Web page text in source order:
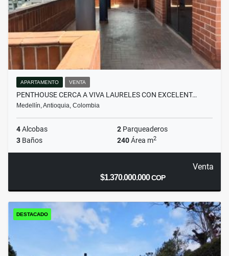
APARTAMENTO VENTA
PENTHOUSE CERCA A VIVA LAURELES CON EXCELENT…
Medellín, Antioquia, Colombia
4Alcobas 2 Parqueaderos
3 Baños 240Área m2
Venta
$1.370.000.000COP
DESTACADO